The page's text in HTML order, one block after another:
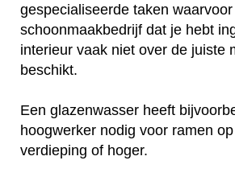
gespecialiseerde taken
schoonmaakbedrijf dat je hebt
interieur vaak niet over de juiste
beschikt.
Een glazenwasser heeft
hoogwerker nodig voor ramen
verdieping of hoger.